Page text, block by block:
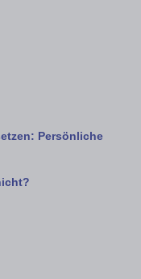
Persönliche